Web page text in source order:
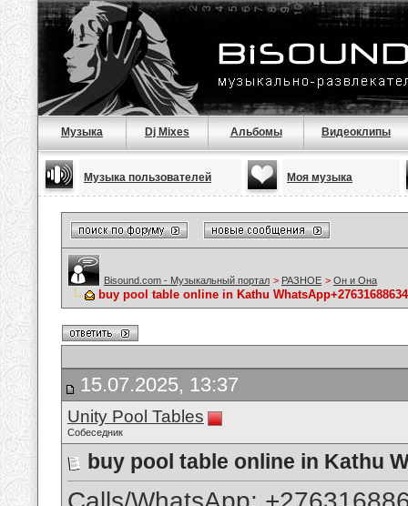
Музыка Dj Mixes Альбомы Видеоклипы
Музыка пользователей Моя музыка
Bisound.com - Музыкальный портал > РАЗНОЕ > Он и Она
buy pool table online in Kathu WhatsApp+27631688634
15.07.2025, 13:37
Unity Pool Tables
Собеседник
buy pool table online in Kathu